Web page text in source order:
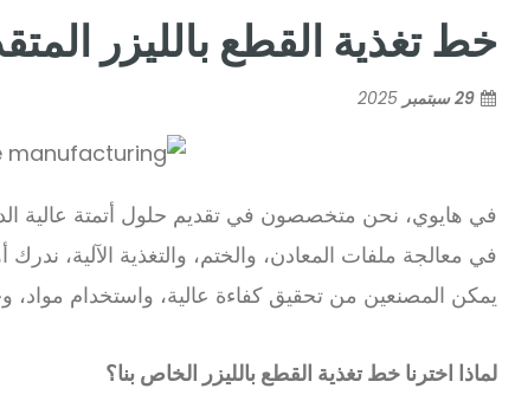
خط تغذية القطع بالليزر
29 سبتمبر 2025
في هايوي، نحن متخصصون في تقديم حلول أتمتة عالية
في معالجة ملفات المعادن، والختم، والتغذية الآلية،
يمكن المصنعين من تحقيق كفاءة عالية، واستخدام مواد،
لماذا اخترنا خط تغذية القطع بالليزر الخاص بنا؟